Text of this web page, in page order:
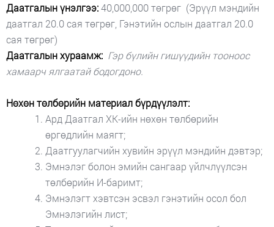
Даатгалын үнэлгээ:40,000,000 төгрөг (Эрүүл мэндийн
даатгал 20.0 сая төгрөг, Гэнэтийн ослын даатгал 20.0
сая төгрөг)
Даатгалын хураамж: Гэр бүлийн гишүүдийн тооноос
хамаарч ялгаатай бодогдоно.
Нөхөн төлбөрийн материал бүрдүүлэлт:
Ард Даатгал ХК-ийн нөхөн төлбөрийн
өргөдлийн маягт;
Даатгуулагчийн хувийн эрүүл мэндийн дэвтэр;
Эмнэлэг болон эмийн сангаар үйлчлүүлсэн
төлбөрийн И-баримт;
Эмнэлэгт хэвтсэн эсвэл гэнэтийн осол бол
Эмнэлэгийн лист;